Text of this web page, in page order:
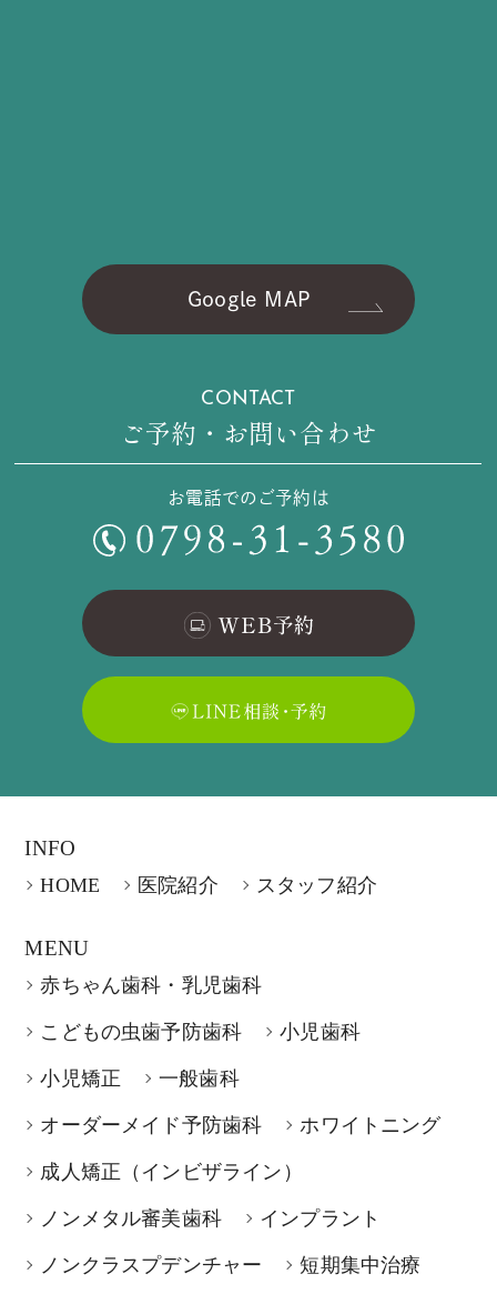
Google MAP
CONTACT
ご予約・お問い合わせ
お電話でのご予約は
INFO
HOME 医院紹介 スタッフ紹介
MENU
赤ちゃん歯科・乳児歯科
こどもの虫歯予防歯科 小児歯科
小児矯正 一般歯科
オーダーメイド予防歯科 ホワイトニング
成人矯正（インビザライン）
ノンメタル審美歯科 インプラント
ノンクラスプデンチャー 短期集中治療